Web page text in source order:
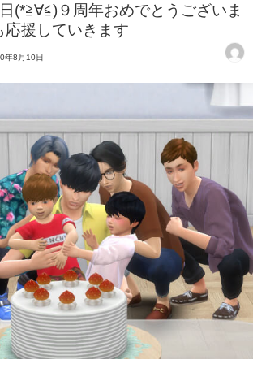
(*≧∀≦)９周年おめでとうございま
応援していきます
年8月10日